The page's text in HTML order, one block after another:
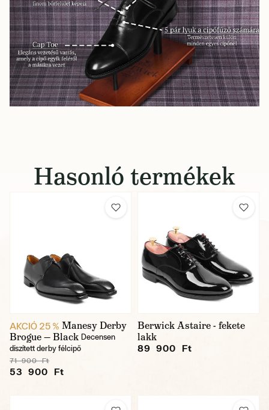
Hasonló termékek
AKCIÓ 25 % Manesy Derby
Brogue — Black Decensen
díszített derby félcipő
71 900 Ft
53 900 Ft
Berwick Astaire - fekete
lakk
89 900 Ft